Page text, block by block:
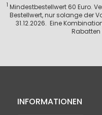
1 Mindestbestellwert 60 Euro.
Bestellwert, nur solange der
31.12.2026. Eine
INFORMATIONEN